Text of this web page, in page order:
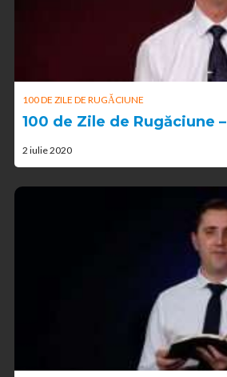
100 DE ZILE DE RUGĂCIUNE
100 de Zile de Rugăciune
2 iulie 2020